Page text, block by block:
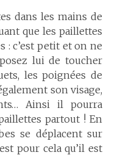
dans les mains de
que les paillettes
: c’est petit et on ne
lui de toucher
les poignées de
son visage,
Ainsi il pourra
partout ! En
se déplacent sur
pour cela qu’il est